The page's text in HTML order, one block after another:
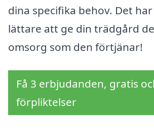
dina specifika behov. Det
lättare att ge din trädgård
omsorg som den förtjänar!
Få 3 erbjudanden, gratis
förpliktelser